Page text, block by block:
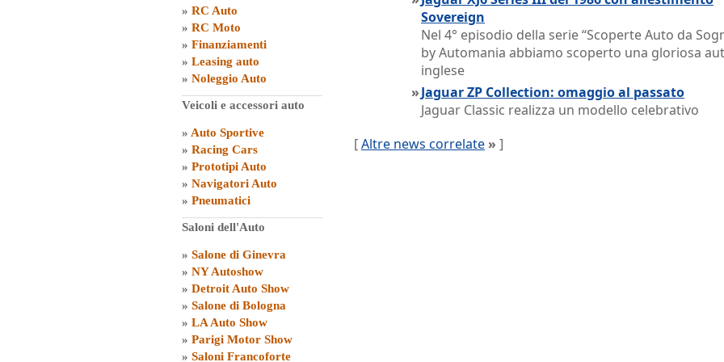
» RC Auto
» RC Moto
» Finanziamenti
» Leasing auto
» Noleggio Auto
Veicoli e accessori auto
» Auto Sportive
» Racing Cars
» Prototipi Auto
» Navigatori Auto
» Pneumatici
Saloni dell'Auto
» Salone di Ginevra
» NY Autoshow
» Detroit Auto Show
» Salone di Bologna
» LA Auto Show
» Parigi Motor Show
» Saloni Francoforte
Sovereign
Nel 4° episodio della serie “Scoperte Auto da
by Automania abbiamo scoperto una gloriosa
inglese
»Jaguar ZP Collection: omaggio al passato
Jaguar Classic realizza un modello celebrativo
[Altre news correlate » ]